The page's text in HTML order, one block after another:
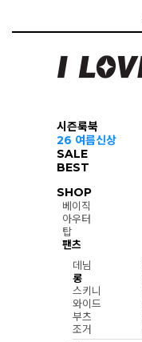
시즌룩북
26 여름신상
SALE
BEST
SHOP
베이직
아우터
탑
팬츠
데님
롱
스키니
와이드
부츠
조거